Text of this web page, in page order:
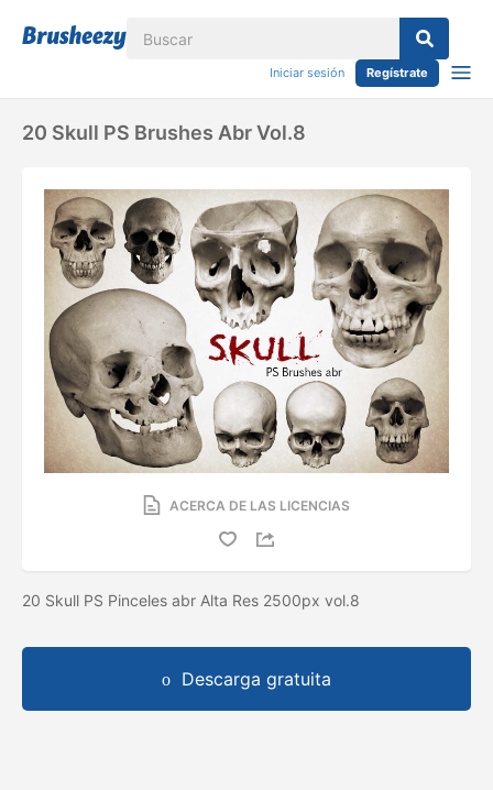
Iniciar sesión Regístrate
20 Skull PS Brushes Abr Vol.8
ACERCA DE LAS LICENCIAS
20 Skull PS Pinceles abr Alta Res 2500px vol.8
Descarga gratuita